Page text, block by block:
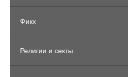
Фикх
Религии и секты